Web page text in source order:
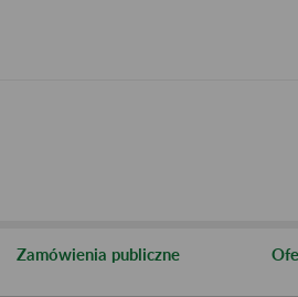
Zamówienia publiczne